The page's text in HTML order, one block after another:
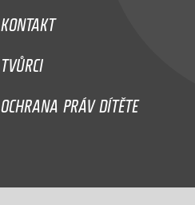
KONTAKT
TVŮRCI
OCHRANA PRÁV DÍTĚTE